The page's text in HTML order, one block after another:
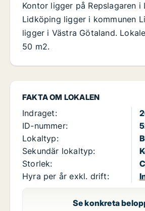
FAKTA OM LOKALEN
Indraget:
ID-nummer:
Lokaltyp:
Sekundär lokaltyp:
Storlek:
Hyra per år exkl. drift:
Se konkreta
Kontor ligger på Repslagaren i
Lidköping ligger i kommunen
ligger i Västra Götaland.
50 m2.